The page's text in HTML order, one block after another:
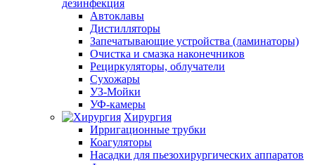
дезинфекция
Автоклавы
Дистилляторы
Запечатывающие устройства (ламинаторы)
Очистка и смазка наконечников
Рециркуляторы, облучатели
Сухожары
УЗ-Мойки
УФ-камеры
Хирургия
Ирригационные трубки
Коагуляторы
Насадки для пьезохирургических аппаратов